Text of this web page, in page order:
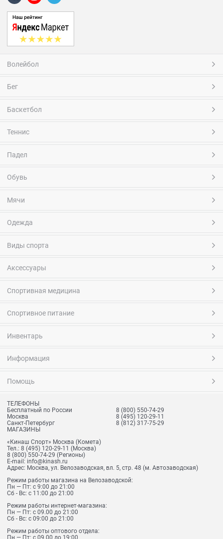
Волейбол
Бег
Баскетбол
Теннис
Падел
Обувь
Мячи
Одежда
Виды спорта
Аксессуары
Спортивная медицина
Спортивное питание
Инвентарь
Информация
Помощь
ТЕЛЕФОНЫ
Бесплатный по России
8 (800) 550-74-29
Москва
8 (495) 120-29-11
Санкт-Петербург
8 (812) 317-75-29
МАГАЗИНЫ
«Кинаш Спорт» Москва (Комета)
Тел.: 8 (495) 120-29-11 (Москва)
8 (800) 550-74-29 (Регионы)
E-mail: info@kinash.ru
Адрес: Москва, ул. Велозаводская, вл. 5, стр. 48 (м. Автозаводская)
Режим работы магазина на Велозаводской:
Пн — Пт: с 9:00 до 21:00
Сб - Вс: с 11:00 до 21:00
Режим работы интернет-магазина:
Пн — Пт: с 09.00 до 21:00
Сб - Вс: с 09:00 до 21:00
Режим работы оптового отдела:
Пн — Пт: с 09.00 до 19:00